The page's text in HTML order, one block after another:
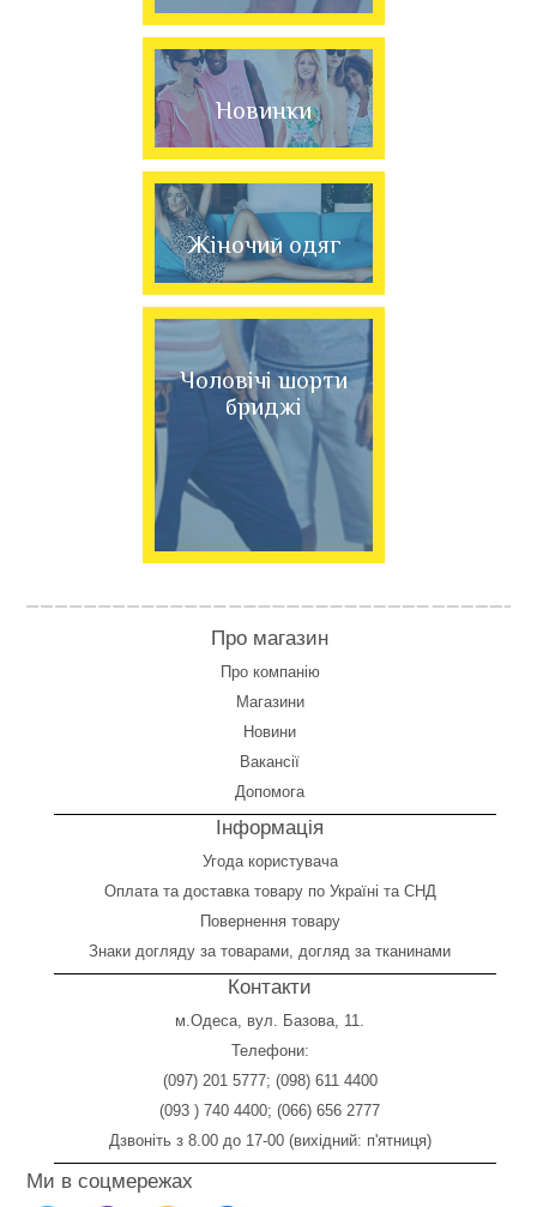
Новинки
Жіночий одяг
Чоловічі шорти
бриджі
Про магазин
Про компанію
Магазини
Новини
Вакансії
Допомога
Інформація
Угода користувача
Оплата та доставка товару по Україні та СНД
Повернення товару
Знаки догляду за товарами, догляд за тканинами
Контакти
м.Одеса, вул. Базова, 11.
Телефони:
(097) 201 5777; (098) 611 4400
(093 ) 740 4400; (066) 656 2777
Дзвоніть з 8.00 до 17-00 (вихідний: п'ятниця)
Ми в соцмережах